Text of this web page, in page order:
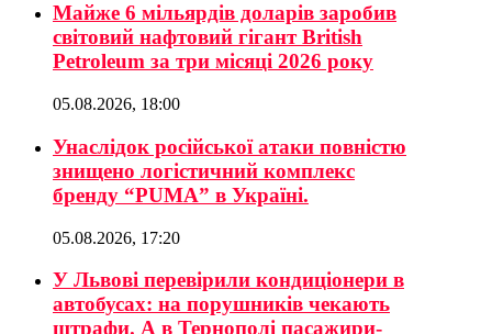
Майже 6 мільярдів доларів заробив
світовий нафтовий гігант British
Petroleum за три місяці 2026 року
05.08.2026, 18:00
Унаслідок російської атаки повністю
знищено логістичний комплекс
бренду “PUMA” в Україні.
05.08.2026, 17:20
У Львові перевірили кондиціонери в
автобусах: на порушників чекають
штрафи. А в Тернополі пасажири-